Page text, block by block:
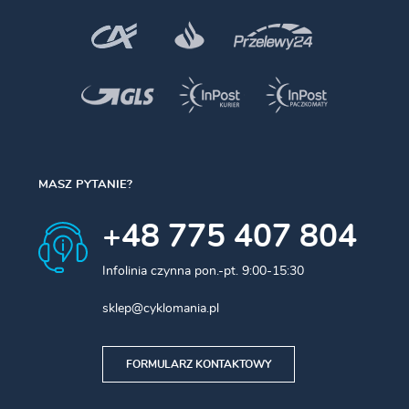
wspomagania hamowania, takich jak ABS, ASR i ESP.
Zwiększona rezerwa bezpieczeństwa:Wysoka
Niska lepkość:
Optymalne właściwości smarne:
elementów ruchomych wewnątrz układu
wyścigowych, idealnie nadaje się do motocykli (on-
road/off-road) oraz rowerów wyposażonych w układy
hamulcowe zgodne ze standardem DOT 5.1.
MASZ PYTANIE?
+48 775 407 804
Infolinia czynna pon.-pt. 9:00-15:30
sklep@cyklomania.pl
FORMULARZ KONTAKTOWY